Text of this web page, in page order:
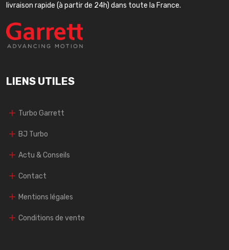
livraison rapide (à partir de 24h) dans toute la France.
LIENS UTILES
Turbo Garrett
BJ Turbo
Actu & Conseils
Contact
Mentions légales
Conditions de vente